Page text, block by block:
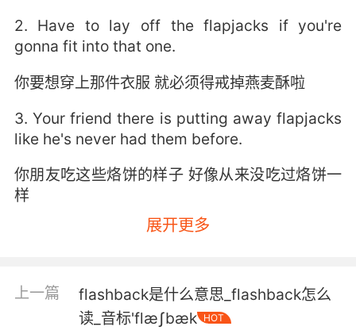
2. Have to lay off the flapjacks if you're
gonna fit into that one.
你要想穿上那件衣服 就必须得戒掉燕麦酥啦
3. Your friend there is putting away flapjacks
like he's never had them before.
你朋友吃这些烙饼的样子 好像从来没吃过烙饼一
样
4. flapjacks,eggs boiled, scrambled, poached
燕麦饼 水煮蛋 炒蛋 煎蛋 荷包蛋
5. Okay, all you glutards in the house,
展开更多
上一篇
flashback是什么意思_flashback怎么
读_音标'flæʃbæk
HOT